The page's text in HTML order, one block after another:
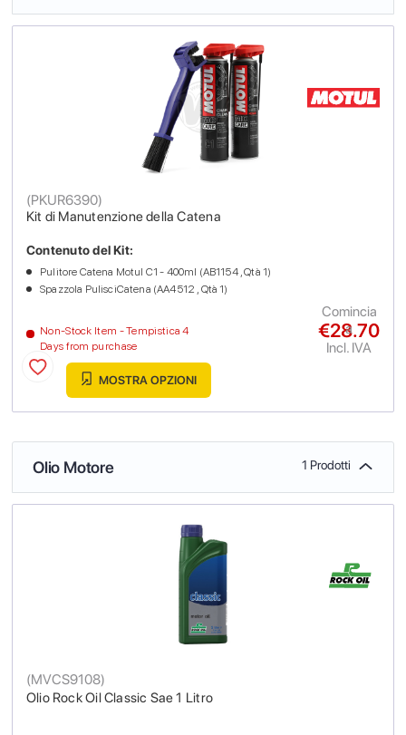
Kit di Manutenzione della Catena
(PKUR6390)
Non-Stock Item - Tempistica 4
Days from purchase
Contenuto del Kit:
Pulitore Catena Motul C1 - 400ml (AB1154 , Qtà 1)
Spazzola PulisciCatena (AA4512 , Qtà 1)
€28.70
Incl. IVA
Comincia
a
MOSTRA OPZIONI
Olio Motore 1 Prodotti
Olio Rock Oil Classic Sae 1 Litro
(MVCS9108)